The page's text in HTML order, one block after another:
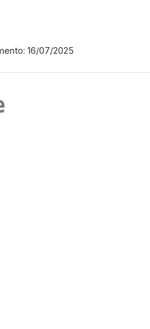
16/07/2025